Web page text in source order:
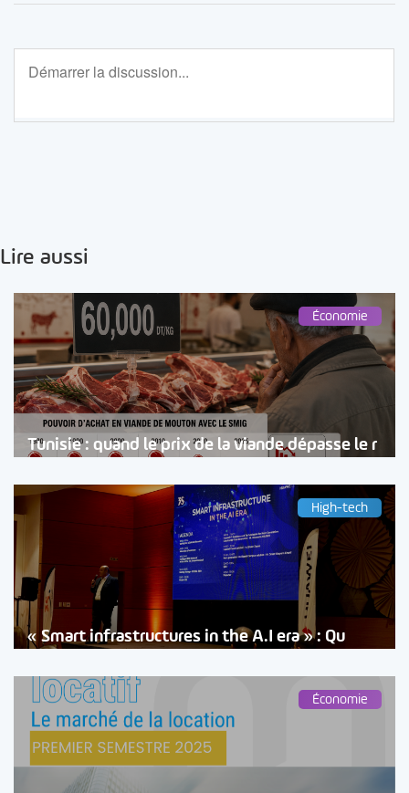
Lire aussi
Économie
Tunisie : quand le prix de la viande dépasse le r
High-tech
« Smart infrastructures in the A.I era » : Qu
Économie